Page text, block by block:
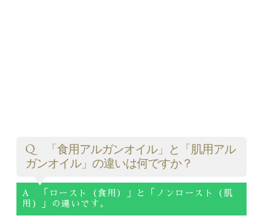
Q 「食用アルガンオイル」と「肌用アル
ガンオイル」の違いは何ですか？
A 「ロースト（食用）」と「ノンロースト（肌
用）」の違いです。